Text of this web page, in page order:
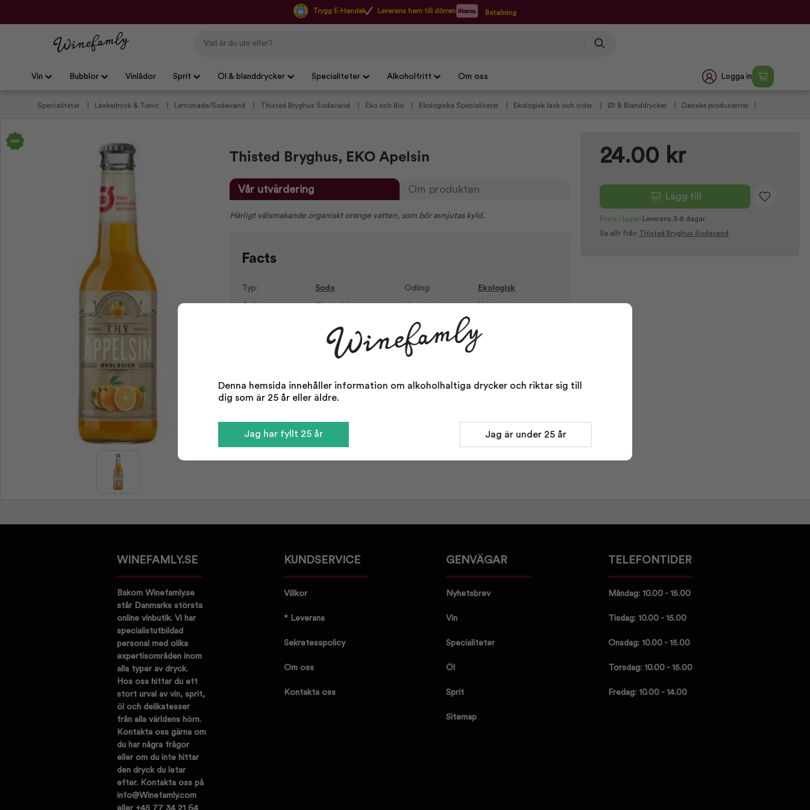
Trygg E-Handel Leverans hem till dörren Betalning
Vin Bubblor Vinlådor Sprit Öl & blanddrycker Specialiteter Alkoholfritt Om oss Logga in
Specialiteter Läskedryck & Tonic Lemonade/Sodavand Thisted Bryghus Sodavand Eko och Bio Ekologiska Specialiteter Ekologisk läsk och cider Øl & Blanddrycker
Danske producenter
24.00 kr
Lägg till
Finns i lager-
Leverans 3-8 dagar
Se allt från Thisted Bryghus Sodavand
Thisted Bryghus, EKO Apelsin
Vår utvärdering Om produkten
Härligt välsmakande organiskt orange vatten, som bör avnjutas kyld.
Facts
Typ: Soda Odling: Ekologisk
WINEFAMLY.SE
Bakom Winefamly.se
står Danmarks största
online vinbutik. Vi har
specialistutbildad
personal med olika
expertisområden inom
alla typer av dryck.
Hos oss hittar du ett
stort urval av vin, sprit,
öl och delikatesser
från alla världens hörn.
Kontakta oss gärna om
du har några frågor
eller om du inte hittar
den dryck du letar
efter. Kontakta oss på
info@Winefamly.com
eller +45 77 34 21 64
KUNDSERVICE
Villkor
* Leverans
Sekretesspolicy
Om oss
Kontakta oss
GENVÄGAR
Nyhetsbrev
Vin
Specialiteter
Öl
Sprit
Sitemap
TELEFONTIDER
Måndag: 10.00 - 15.00
Tisdag: 10.00 - 15.00
Onsdag: 10.00 - 15.00
Torsdag: 10.00 - 15.00
Fredag: 10.00 - 14.00
Denna hemsida innehåller information om alkoholhaltiga drycker och riktar sig till
dig som är 25 år eller äldre.
Jag har fyllt 25 år Jag är under 25 år